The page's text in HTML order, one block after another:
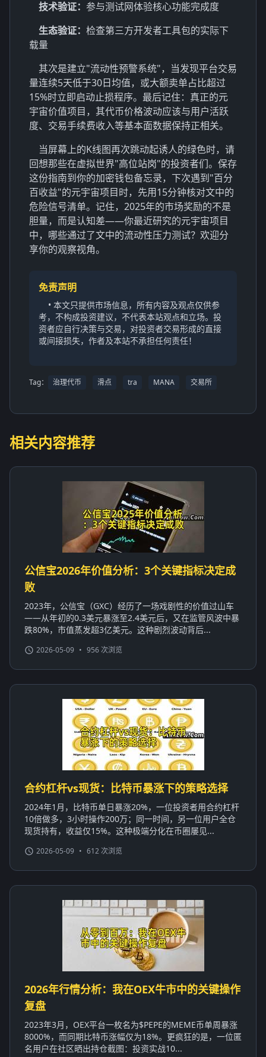
技术验证： 参与测试网体验核心功能完成度
生态验证： 检查第三方开发者工具包的实际下
载量
其次是建立"流动性预警系统"，当发现平台交易
量连续5天低于30日均值，或大额卖单占比超过
15%时立即启动止损程序。最后记住：真正的元
宇宙价值项目，其代币价格波动应该与用户活跃
度、交易手续费收入等基本面数据保持正相关。
当屏幕上的K线图再次跳动起诱人的绿色时，请
回想那些在虚拟世界"高位站岗"的投资者们。保存
这份指南到你的加密钱包备忘录，下次遇到"百分
百收益"的元宇宙项目时，先用15分钟核对文中的
危险信号清单。记住，2025年的市场奖励的不是
胆量，而是认知差——你最近研究的元宇宙项目
中，哪些通过了文中的流动性压力测试？欢迎分
享你的观察视角。
免责声明
• 本文只提供市场信息，所有内容及观点仅供参
考，不构成投资建议，不代表本站观点和立场。投
资者应自行决策与交易，对投资者交易形成的直接
或间接损失，作者及本站不承担任何责任！
Tag： 治理代币 滑点 tra MANA 交易所
相关内容推荐
公信宝2026年价值分析：3个关键指标决定成
败
2023年，公信宝（GXC）经历了一场戏剧性的价值过山车
——从年初的0.3美元暴涨至2.4美元后，又在监管风波中暴
跌80%，市值蒸发超3亿美元。这种剧烈波动背后...
2026-05-09 • 956 次浏览
合约杠杆vs现货：比特币暴涨下的策略选择
2024年1月，比特币单日暴涨20%，一位投资者用合约杠杆
10倍做多，3小时操作200万；同一时间，另一位用户全仓
现货持有，收益仅15%。这种极端分化在币圈屡见...
2026-05-09 • 612 次浏览
2026年行情分析：我在OEX牛市中的关键操作
复盘
2023年3月，OEX平台一枚名为$PEPE的MEME币单周暴涨
8000%，而同期比特币涨幅仅为18%。更疯狂的是，一位匿
名用户在社区晒出持仓截图：投资实战10...